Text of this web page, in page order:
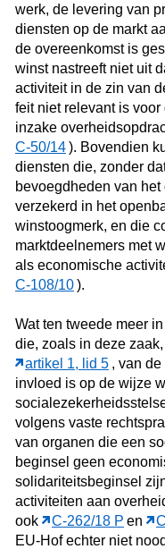
werk, de levering van
diensten op de markt
de overeenkomst is
winst nastreeft niet uit
activiteit in de zin van
feit niet relevant is
inzake
C‑50/14). Bovendien
diensten die, zonder
bevoegdheden van
verzekerd in het
winstoogmerk, en die
marktdeelnemers met
als economische
C‑108/10).
Wat ten tweede meer
die, zoals in deze
artikel 1, lid 5 , van
invloed is op de wijze
volgens vaste
van organen die een
beginsel geen
solidariteitsbeginsel
activiteiten aan
ook
C‑262/18 P en
EU-Hof echter niet